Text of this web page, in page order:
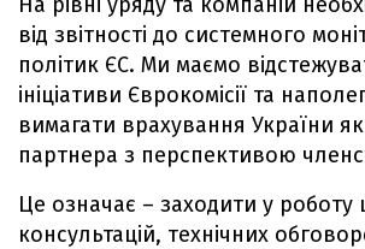
від звітності до системного
політик ЄС. Ми маємо
ініціативи Єврокомісії та
вимагати врахування України
партнера з перспективою
Це означає – заходити у роботу
консультацій, технічних